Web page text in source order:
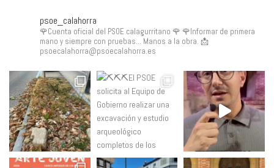
psoe_calahorra
🌹Cuenta oficial del PSOE calagurritano 🌹 🌹Informar de primera
mano y siempre con pruebas... Manos a la obra. 📩
psoecalahorra@psoecalahorra.es